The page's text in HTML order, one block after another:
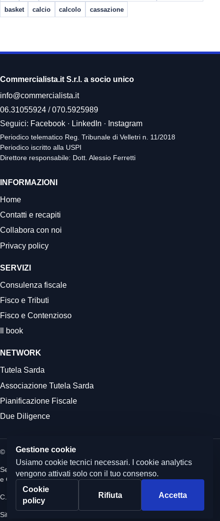
basket calcio calcolo cassazione
Commercialista.it S.r.l. a socio unico
info@commercialista.it
06.31055924 /070.5925989
Seguici: Facebook · LinkedIn · Instagram
Periodico telematico Reg. Tribunale di Velletri n. 11/2018
Periodico iscritto alla USPI
Direttore responsabile: Dott. Alessio Ferretti
INFORMAZIONI
Home
Contatti e recapiti
Collabora con noi
Privacy policy
SERVIZI
Consulenza fiscale
Fisco e Tributi
Fisco e Contenzioso
Il book
NETWORK
Tutela Sarda
Associazione Tutela Sarda
Pianificazione Fiscale
Due Diligence
© 2026 Commercialista.it
Sede legale: Via Boezio 4c, Roma - Sedi operative: Albano Laziale
e Quartu Sant'Elena
C.F. e P.IVA 12059071006 - Capitale sociale i.v. 10.000 euro
Sito realizzato da
Gestione cookie
Usiamo cookie tecnici necessari. I cookie analytics
vengono attivati solo con il tuo consenso.
Cookie
policy
Rifiuta Accetta